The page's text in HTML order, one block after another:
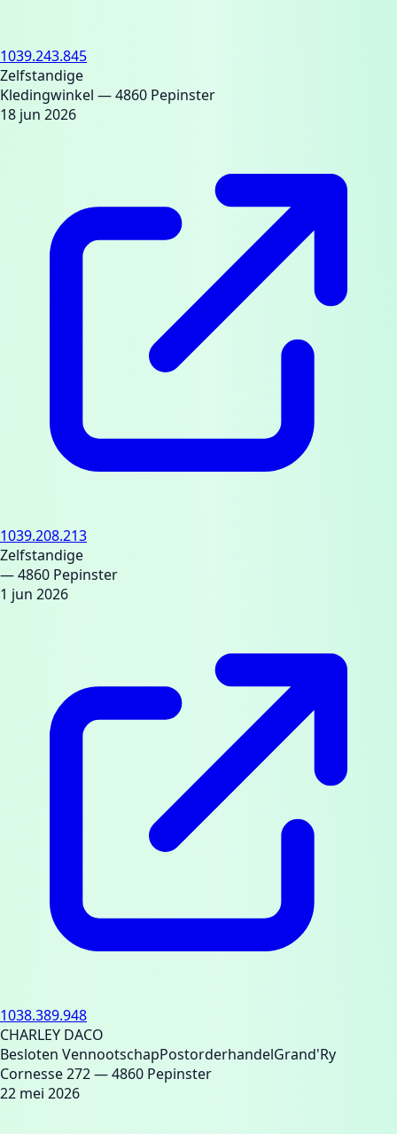
1039.243.845
Zelfstandige
Kledingwinkel — 4860 Pepinster
18 jun 2026
1039.208.213
Zelfstandige
— 4860 Pepinster
1 jun 2026
1038.389.948
CHARLEY DACO
Besloten VennootschapPostorderhandelGrand'Ry
Cornesse 272— 4860 Pepinster
22 mei 2026